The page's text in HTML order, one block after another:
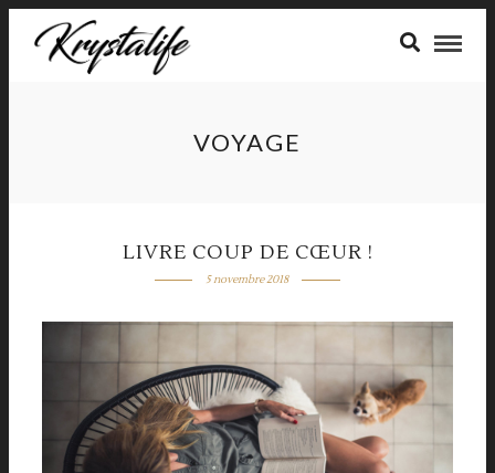
VOYAGE
LIVRE COUP DE CŒUR !
5 novembre 2018